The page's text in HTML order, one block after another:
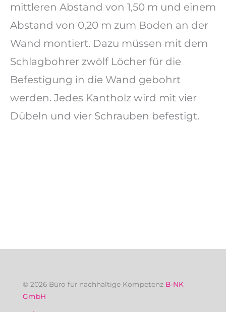
mittleren Abstand von 1,50 m und einem
Abstand von 0,20 m zum Boden an der
Wand montiert. Dazu müssen mit dem
Schlagbohrer zwölf Löcher für die
Befestigung in die Wand gebohrt
werden. Jedes Kantholz wird mit vier
Dübeln und vier Schrauben befestigt.
© 2026 Büro für nachhaltige Kompetenz B-NK
GmbH